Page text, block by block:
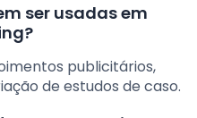
ser usadas em
publicitários,
de estudos de caso.